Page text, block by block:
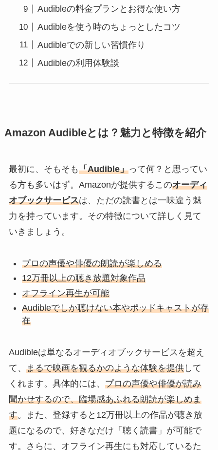
Audibleの料金プランとお得な使い方
Audibleを使う時のちょっとしたコツ
Audibleでの新しい習慣作り
Audibleの利用体験談
Amazon Audibleとは？魅力と特徴を紹介
最初に、そもそも「Audible」って何？と思ってい
る方も多いはず。Amazonが提供するこのオーディ
オブックサービスは、ただの読書とは一味違う魅
力を持っています。その特徴について詳しく見て
いきましょう。
プロの声優や俳優の朗読が楽しめる
12万冊以上の聴き放題対象作品
オフライン再生が可能
Audibleでしか聴けない本やポッドキャストが存
在
Audibleは単なるオーディオブックサービスを超え
て、 まるで映画を観るかのような体験を提供して
くれます。具体的には、 プロの声優や俳優が読み
聞かせするので、臨場感あふれる朗読が楽しめま
す。また、登録すると12万冊以上の作品が聴き放
題になるので、好きなだけ「聴く読書」が可能で
す。さらに、オフライン再生にも対応しているた